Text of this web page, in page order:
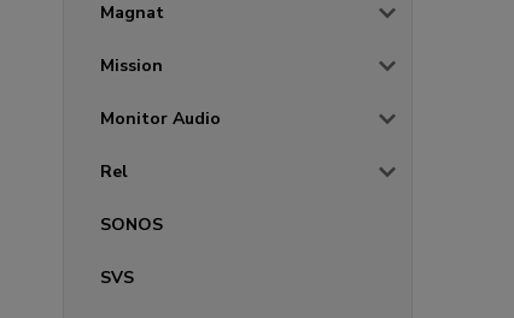
Magnat
Mission
Monitor Audio
Rel
SONOS
SVS